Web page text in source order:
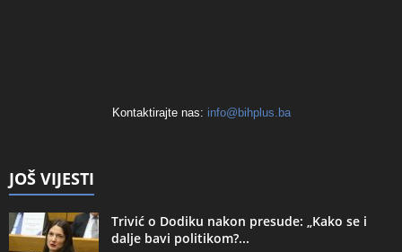
Kontaktirajte nas: info@bihplus.ba
JOŠ VIJESTI
Trivić o Dodiku nakon presude: „Kako se i
dalje bavi politikom?...